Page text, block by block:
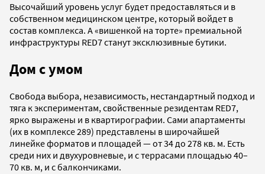
Высочайший уровень услуг будет предоставляться и в
собственном медицинском центре, который войдет в
состав комплекса. А «вишенкой на торте» премиальной
инфраструктуры RED7 станут эксклюзивные бутики.
Дом с умом
Свобода выбора, независимость, нестандартный подход и
тяга к экспериментам, свойственные резидентам RED7,
ярко выражены и в квартирографии. Сами апартаменты
(их в комплексе 289) представлены в широчайшей
линейке форматов и площадей — от 34 до 278 кв. м. Есть
среди них и двухуровневые, и с террасами площадью 40–
70 кв. м, и с балкончиками.